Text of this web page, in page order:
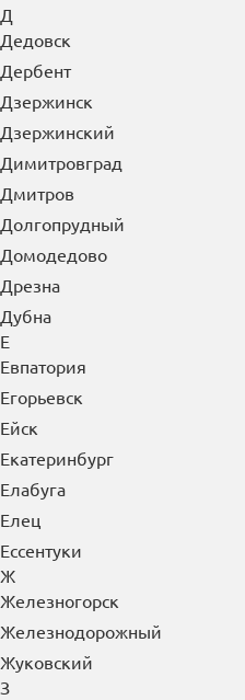
Д
Дедовск
Дербент
Дзержинск
Дзержинский
Димитровград
Дмитров
Долгопрудный
Домодедово
Дрезна
Дубна
Е
Евпатория
Егорьевск
Ейск
Екатеринбург
Елабуга
Елец
Ессентуки
Ж
Железногорск
Железнодорожный
Жуковский
З